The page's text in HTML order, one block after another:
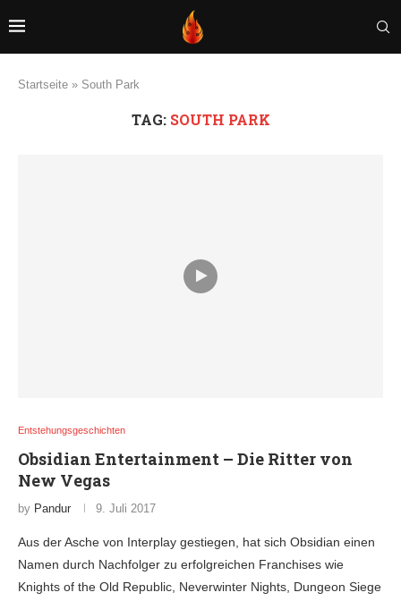
Startseite » South Park
TAG: SOUTH PARK
Entstehungsgeschichten
Obsidian Entertainment – Die Ritter von
New Vegas
by Pandur 9. Juli 2017
Aus der Asche von Interplay gestiegen, hat sich Obsidian einen
Namen durch Nachfolger zu erfolgreichen Franchises wie
Knights of the Old Republic, Neverwinter Nights, Dungeon Siege